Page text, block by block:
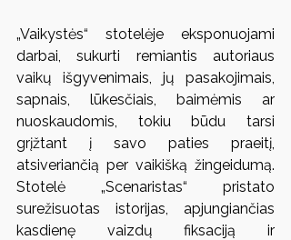
„Vaikystės“ stotelėje eksponuojami
darbai, sukurti remiantis autoriaus
vaikų išgyvenimais, jų pasakojimais,
sapnais, lūkesčiais, baimėmis ar
nuoskaudomis, tokiu būdu tarsi
grįžtant į savo paties praeitį,
atsiveriančią per vaikišką žingeidumą.
Stotelė „Scenaristas“ pristato
surežisuotas istorijas, apjungiančias
kasdienę vaizdų fiksaciją ir